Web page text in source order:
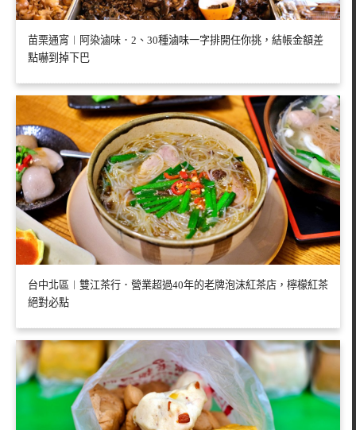
苗栗通宵︱阿染滷味．2、30種滷味一字排開任你挑，結帳金額差
點嚇到掉下巴
台中北區︱雙江茶行．營業超過40年的老牌泡沫紅茶店，檸檬紅茶
絕對必點